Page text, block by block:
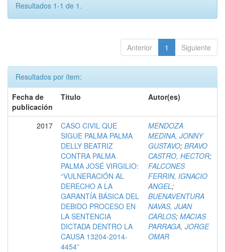
Resultados 1-1 de 1.
Anterior 1 Siguiente
Resultados por ítem:
Fecha de
publicación
Título Autor(es)
2017
CASO CIVIL QUE
SIGUE PALMA PALMA
DELLY BEATRIZ
CONTRA PALMA
PALMA JOSÉ VIRGILIO:
“VULNERACIÓN AL
DERECHO A LA
GARANTÍA BÁSICA DEL
DEBIDO PROCESO EN
LA SENTENCIA
DICTADA DENTRO LA
CAUSA 13204-2014-
4454”
MENDOZA
MEDINA, JONNY
GUSTAVO; BRAVO
CASTRO, HECTOR;
FALCONES
FERRIN, IGNACIO
ANGEL;
BUENAVENTURA
NAVAS, JUAN
CARLOS; MACIAS
PARRAGA, JORGE
OMAR